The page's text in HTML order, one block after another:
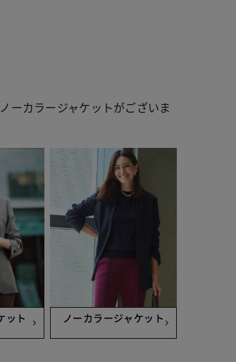
ーカラージャケットがございま
ット ノーカラージャケット